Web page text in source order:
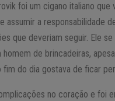
foi um cigano italiano que
a responsabilidade
que deveriam seguir. Ele
de brincadeiras,
do dia gostava de ficar
no coração e foi